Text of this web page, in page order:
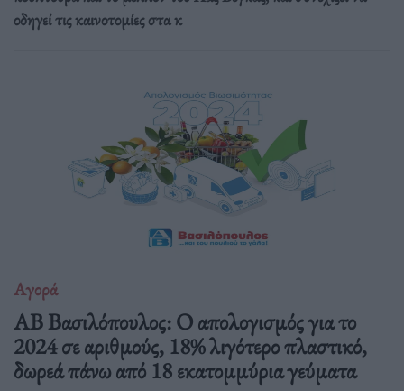
οδηγεί τις καινοτομίες στα κ
Αγορά
ΑΒ Βασιλόπουλος: Ο απολογισμός για το
2024 σε αριθμούς, 18% λιγότερο πλαστικό,
δωρεά πάνω από 18 εκατομμύρια γεύματα